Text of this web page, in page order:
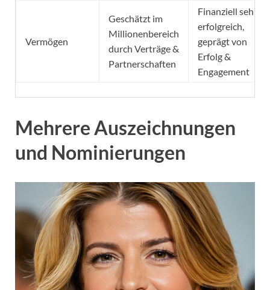
Vermögen
Geschätzt im
Millionenbereich
durch Verträge &
Partnerschaften
Finanziell sehr
erfolgreich,
geprägt von
Erfolg &
Engagement
Mehrere Auszeichnungen
und Nominierungen